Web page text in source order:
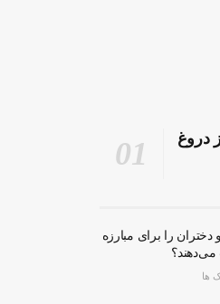
دروغ
را برای مبارزه
می‌دهند؟